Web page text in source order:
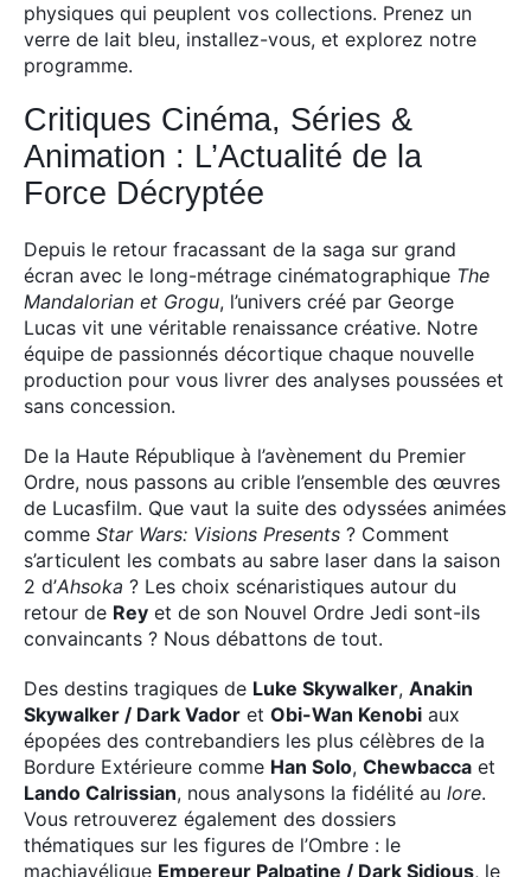
physiques qui peuplent vos collections. Prenez un
verre de lait bleu, installez-vous, et explorez notre
programme.
Critiques Cinéma, Séries &
Animation : L’Actualité de la
Force Décryptée
Depuis le retour fracassant de la saga sur grand
écran avec le long-métrage cinématographique The
Mandalorian et Grogu, l’univers créé par George
Lucas vit une véritable renaissance créative. Notre
équipe de passionnés décortique chaque nouvelle
production pour vous livrer des analyses poussées et
sans concession.
De la Haute République à l’avènement du Premier
Ordre, nous passons au crible l’ensemble des œuvres
de Lucasfilm. Que vaut la suite des odyssées animées
comme Star Wars: Visions Presents ? Comment
s’articulent les combats au sabre laser dans la saison
2 d’Ahsoka ? Les choix scénaristiques autour du
retour de Rey et de son Nouvel Ordre Jedi sont-ils
convaincants ? Nous débattons de tout.
Des destins tragiques de Luke Skywalker, Anakin
Skywalker / Dark Vador et Obi-Wan Kenobi aux
épopées des contrebandiers les plus célèbres de la
Bordure Extérieure comme Han Solo, Chewbacca et
Lando Calrissian, nous analysons la fidélité au lore.
Vous retrouverez également des dossiers
thématiques sur les figures de l’Ombre : le
machiavélique Empereur Palpatine / Dark Sidious, le